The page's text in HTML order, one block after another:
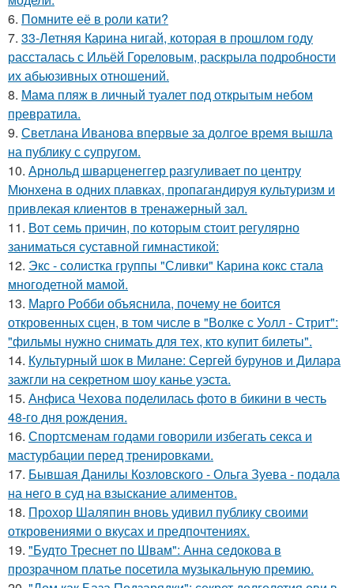
6. Помните её в роли кати?
7. 33-Летняя Карина нигай, которая в прошлом году
рассталась с Ильёй Гореловым, раскрыла подробности
их абьюзивных отношений.
8. Мама пляж в личный туалет под открытым небом
превратила.
9. Светлана Иванова впервые за долгое время вышла
на публику с супругом.
10. Арнольд шварценеггер разгуливает по центру
Мюнхена в одних плавках, пропагандируя культуризм и
привлекая клиентов в тренажерный зал.
11. Вот семь причин, по которым стоит регулярно
заниматься суставной гимнастикой:
12. Экс - солистка группы "Сливки" Карина кокс стала
многодетной мамой.
13. Марго Робби объяснила, почему не боится
откровенных сцен, в том числе в "Волке с Уолл - Стрит":
"фильмы нужно снимать для тех, кто купит билеты".
14. Культурный шок в Милане: Сергей бурунов и Дилара
зажгли на секретном шоу канье уэста.
15. Анфиса Чехова поделилась фото в бикини в честь
48-го дня рождения.
16. Спортсменам годами говорили избегать секса и
мастурбации перед тренировками.
17. Бывшая Данилы Козловского - Ольга Зуева - подала
на него в суд на взыскание алиментов.
18. Прохор Шаляпин вновь удивил публику своими
откровениями о вкусах и предпочтениях.
19. "Будто Треснет по Швам": Анна седокова в
прозрачном платье посетила музыкальную премию.